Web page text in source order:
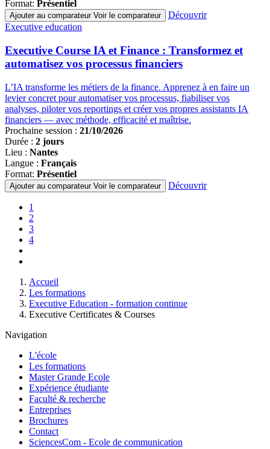
Format: Présentiel
Ajouter au comparateur Voir le comparateur
Découvrir
Famille
programmes
Executive education
Executive Course IA et Finance : Transformez et
automatisez vos processus financiers
L’IA transforme les métiers de la finance. Apprenez à en faire un
levier concret pour automatiser vos processus, fiabiliser vos
analyses, piloter vos reportings et créer vos propres assistants IA
financiers — avec méthode, efficacité et maîtrise.
Prochaine session : 21/10/2026
Durée : 2 jours
Lieu : Nantes
Langue : Français
Format: Présentiel
Ajouter au comparateur Voir le comparateur Découvrir
Pagination
Page
courante
1
Page
2
Page
3
Page
4
d'Ariane
Accueil
Les formations
Executive Education - formation continue
Executive Certificates & Courses
Navigation
L'école
Les formations
Master Grande Ecole
Expérience étudiante
Faculté & recherche
Entreprises
Brochures
Contact
SciencesCom - Ecole de communication